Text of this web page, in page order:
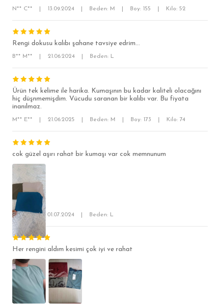
KLASİK FİT
RELAX FİT
OVERSİZE
BÜYÜK BEDEN
N** C** 13.09.2024 Beden: M Boy: 155 Kilo: 52
Rengi dokusu kalıbı şahane tavsiye edrim...
B** M** 21.06.2024 Beden: L
Ürün tek kelime ile harika. Kumaşının bu kadar kaliteli olacağını
hiç düşnmemişdim. Vücudu saranan bir kalıbı var. Bu fiyata
inanılmaz.
M** E** 21.06.2025 Beden: M Boy: 173 Kilo: 74
cok güzel aşırı rahat bir kumaşı var cok memnunum
B** Ç** | 01.07.2024 Beden: L
Her rengini aldım kesimi çok iyi ve rahat